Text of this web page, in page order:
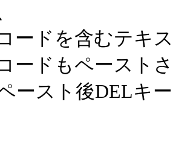
ードを含むテキ
ードもペースト
ースト後DELキ